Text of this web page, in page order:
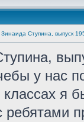
Зинаида Ступина, выпуск
у нас
классах я
ребятами